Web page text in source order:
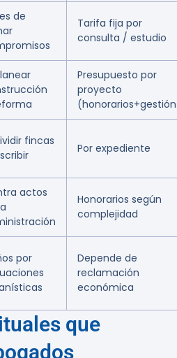
de
Tarifa fija por
consulta / estudio
Presupuesto por
proyecto
fincas
Por expediente
actos
Honorarios según
complejidad
por
Depende de
reclamación
económica
que